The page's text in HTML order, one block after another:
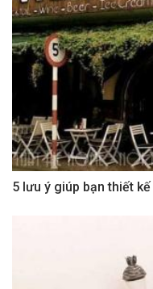
5 lưu ý giúp bạn thiết